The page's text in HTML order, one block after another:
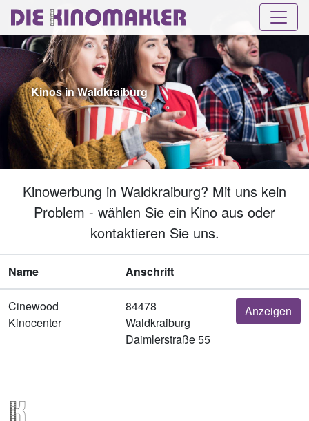
Kinos in Waldkraiburg
Kinowerbung in Waldkraiburg? Mit uns kein
Problem - wählen Sie ein Kino aus oder
kontaktieren Sie uns.
Name Anschrift
Cinewood
Kinocenter
84478
Waldkraiburg
Daimlerstraße 55
Anzeigen